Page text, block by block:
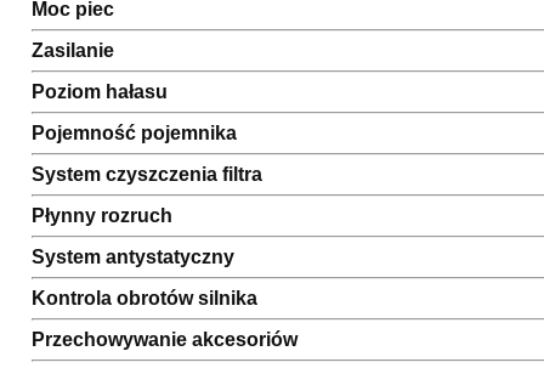
Moc piec
Zasilanie
Poziom hałasu
Pojemność pojemnika
System czyszczenia filtra
Płynny rozruch
System antystatyczny
Kontrola obrotów silnika
Przechowywanie akcesoriów